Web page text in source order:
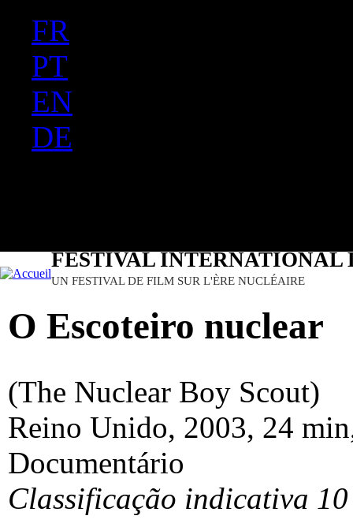
FR
PT
EN
DE
FESTIVAL INTERNATIONAL
UN FESTIVAL DE FILM SUR L'ÈRE NUCLÉAIRE
O Escoteiro nuclear
(The Nuclear Boy Scout)
Reino Unido, 2003, 24
Documentário
Classificação indicativa 10